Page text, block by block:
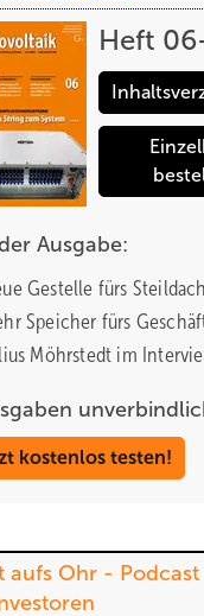
Heft
Ausgabe:
Gestelle fürs Steildach
Speicher fürs
Möhrstedt im
kostenlos testen!
aufs Ohr - Podcast